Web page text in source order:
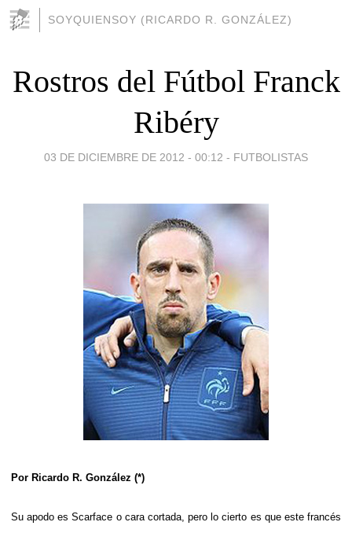
SOYQUIENSOY (RICARDO R. GONZÁLEZ)
Rostros del Fútbol Franck
Ribéry
03 DE DICIEMBRE DE 2012 - 00:12 - FUTBOLISTAS
Por Ricardo R. González (*)
Su apodo es Scarface o cara cortada, pero lo cierto es que este francés